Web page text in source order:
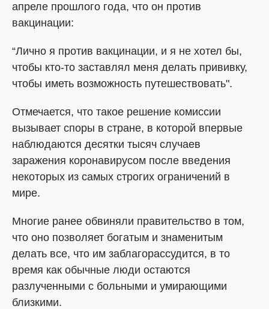
апреле прошлого года, что он против
вакцинации:
“Лично я против вакцинации, и я не хотел бы,
чтобы кто-то заставлял меня делать прививку,
чтобы иметь возможность путешествовать".
Отмечается, что такое решение комиссии
вызывает споры в стране, в которой впервые
наблюдаются десятки тысяч случаев
заражения коронавирусом после введения
некоторых из самых строгих ограничений в
мире.
Многие ранее обвиняли правительство в том,
что оно позволяет богатым и знаменитым
делать все, что им заблагорассудится, в то
время как обычные люди остаются
разлученными с больными и умирающими
близкими.